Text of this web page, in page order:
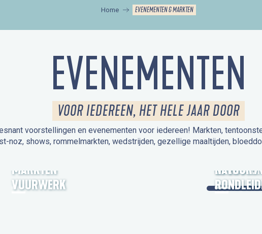
Home EVENEMENTEN & MARKTEN
EVENEMENTEN
VOOR IEDEREEN, HET HELE JAAR DOOR
voorstellingen en evenementen voor iedereen! Markten,
noz, shows, rommelmarkten, wedstrijden, gezellige maaltijden,
MARKTEN
VUURWERK
OPEN
NATUUR /